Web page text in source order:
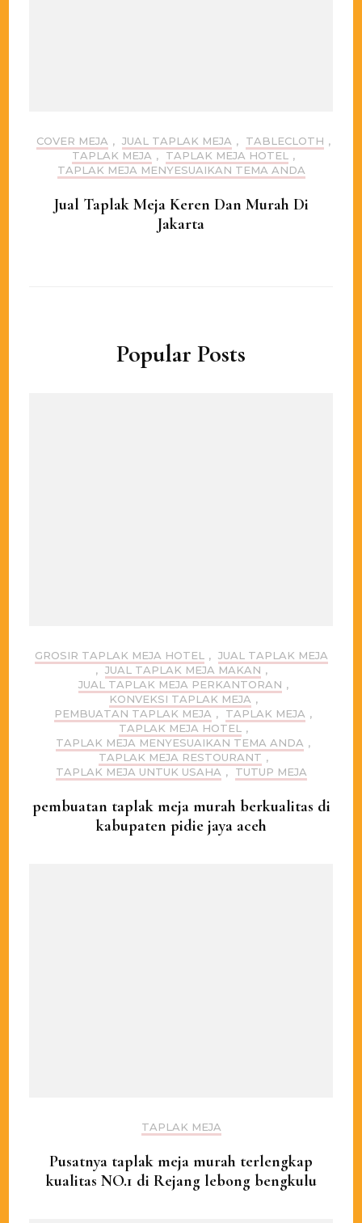
COVER MEJA , JUAL TAPLAK MEJA , TABLECLOTH ,
TAPLAK MEJA , TAPLAK MEJA HOTEL
,
TAPLAK MEJA MENYESUAIKAN TEMA ANDA
Jual Taplak Meja Keren Dan Murah Di
Jakarta
Popular Posts
GROSIR TAPLAK MEJA HOTEL , JUAL TAPLAK MEJA
, JUAL TAPLAK MEJA MAKAN ,
JUAL TAPLAK MEJA PERKANTORAN ,
KONVEKSI TAPLAK MEJA ,
PEMBUATAN TAPLAK MEJA , TAPLAK MEJA ,
TAPLAK MEJA HOTEL ,
TAPLAK MEJA MENYESUAIKAN TEMA ANDA ,
TAPLAK MEJA RESTOURANT ,
TAPLAK MEJA UNTUK USAHA , TUTUP MEJA
pembuatan taplak meja murah berkualitas di
kabupaten pidie jaya aceh
TAPLAK MEJA
Pusatnya taplak meja murah terlengkap
kualitas NO.1 di Rejang lebong bengkulu